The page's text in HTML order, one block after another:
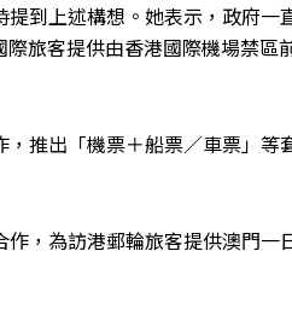
到上述構想。她表示，政府一
旅客提供由香港國際機場禁
推出「機票＋船票／車票」等
，為訪港郵輪旅客提供澳門一